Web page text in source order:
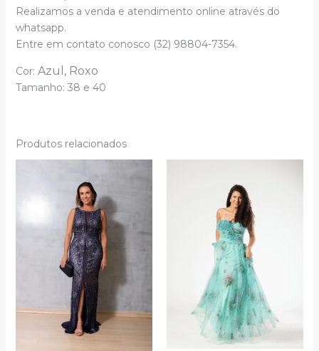
Realizamos a venda e atendimento online através do
whatsapp.
Entre em contato conosco (32) 98804-7354.
Cor: Azul, Roxo
Tamanho: 38 e 40
Produtos relacionados